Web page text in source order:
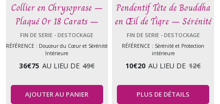
Collier en Chrysoprase –
Plaqué Or 18 Carats –
Douceur du Cœur et
Sérénité Intérieure
FIN DE SERIE - DESTOCKAGE
RÉFÉRENCE : Douceur du Cœur et Sérénité
Intérieure
36€75 AU LIEU DE 49€
AJOUTER AU PANIER
Pendentif Tête de Bouddha
en Œil de Tigre – Sérénité
et Protection intérieure
FIN DE SERIE - DESTOCKAGE
RÉFÉRENCE : Sérénité et Protection
intérieure
10€20 AU LIEU DE 12€
PLUS DE DÉTAILS